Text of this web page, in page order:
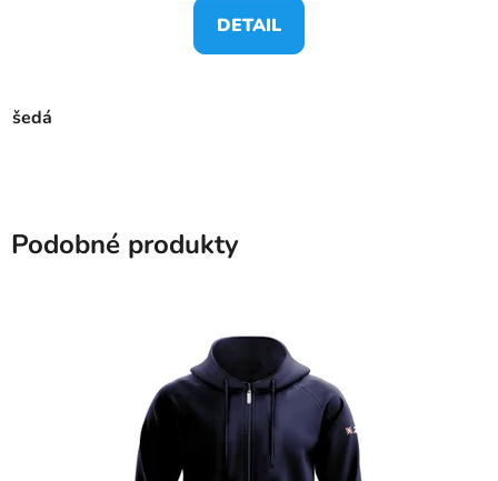
DETAIL
šedá
Podobné produkty